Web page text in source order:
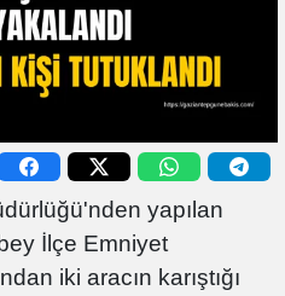
yapılan
İlçe Emniyet
iki aracın karıştığı